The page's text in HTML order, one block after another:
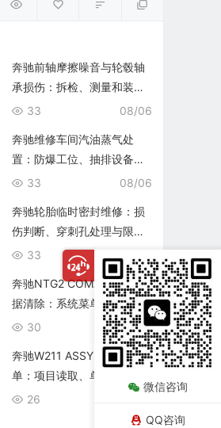
奔驰前轴摩擦噪音与轮毂轴
承损伤：拆检、测量和装复
复查
08/06
33
奔驰维修车间汽油蒸气处
置：防爆工位、抽排设备与
燃油收集
08/06
33
奔驰轮胎临时密封维修：损
伤判断、穿刺孔处理与限速
复查
08/06
33
奔驰NTG2 COMAND个人数
据清除：系统菜单、恢复出
厂与结果确认
08/06
30
奔驰W211 ASSYST保养菜
单：项目读取、单项确认与
复位核查
26
微信咨询
QQ咨询